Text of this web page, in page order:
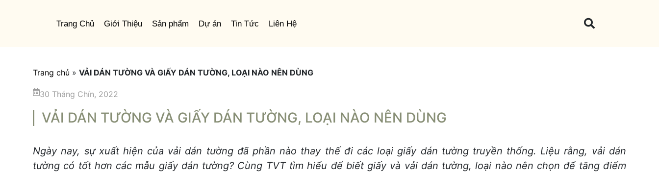
Trang Chủ Giới Thiệu Sản phẩm Dự án Tin Tức Liên Hệ
Trang chủ »VẢI DÁN TƯỜNG VÀ GIẤY DÁN TƯỜNG, LOẠI NÀO NÊN DÙNG
30 Tháng Chín, 2022
VẢI DÁN TƯỜNG VÀ GIẤY DÁN TƯỜNG, LOẠI NÀO NÊN DÙNG
Ngày nay, sự xuất hiện của vải dán tường đã phần nào thay thế đi các loại giấy dán tường truyền thống. Liệu rằng, vải dán
tường có tốt hơn các mẫu giấy dán tường? Cùng TVT tìm hiểu để biết giấy và vải dán tường, loại nào nên chọn để tăng điểm